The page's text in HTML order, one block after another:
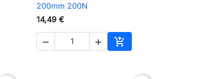
ao carrinho
200mm 200N
14,49 €
  
Adicionar ao carrinho